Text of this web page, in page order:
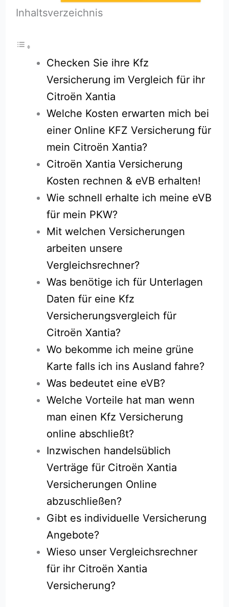
Inhaltsverzeichnis
Checken Sie ihre Kfz
Versicherung im Vergleich für ihr
Citroën Xantia
Welche Kosten erwarten mich bei
einer Online KFZ Versicherung für
mein Citroën Xantia?
Citroën Xantia Versicherung
Kosten rechnen & eVB erhalten!
Wie schnell erhalte ich meine eVB
für mein PKW?
Mit welchen Versicherungen
arbeiten unsere
Vergleichsrechner?
Was benötige ich für Unterlagen
Daten für eine Kfz
Versicherungsvergleich für
Citroën Xantia?
Wo bekomme ich meine grüne
Karte falls ich ins Ausland fahre?
Was bedeutet eine eVB?
Welche Vorteile hat man wenn
man einen Kfz Versicherung
online abschließt?
Inzwischen handelsüblich
Verträge für Citroën Xantia
Versicherungen Online
abzuschließen?
Gibt es individuelle Versicherung
Angebote?
Wieso unser Vergleichsrechner
für ihr Citroën Xantia
Versicherung?